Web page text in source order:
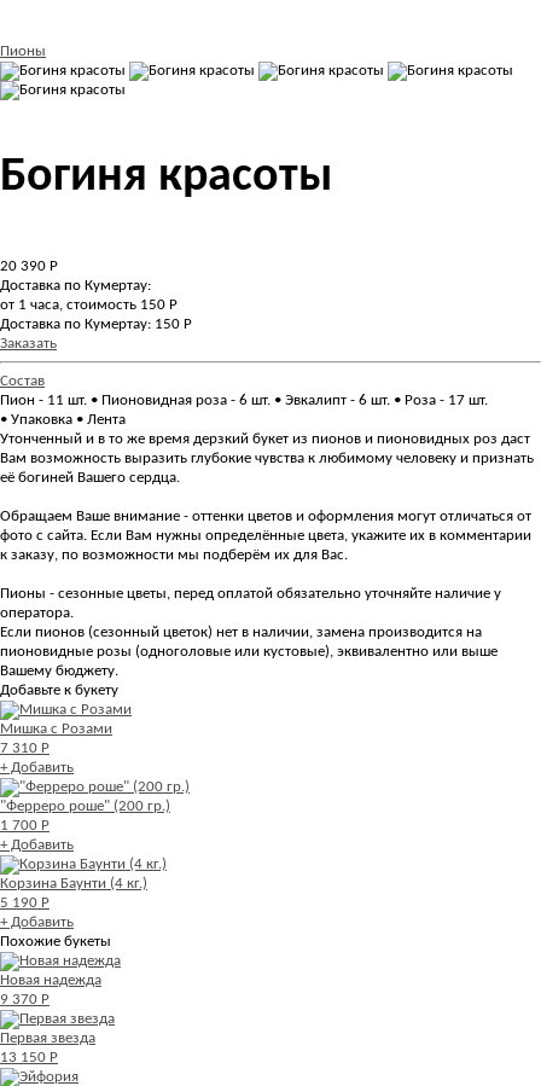
Пионы
Богиня красоты
20 390 Р
Доставка по Кумертау:
от 1 часа, стоимость 150 Р
Доставка по Кумертау: 150 Р
Заказать
Состав
Пион - 11 шт. • Пионовидная роза - 6 шт. • Эвкалипт - 6 шт. • Роза - 17 шт.
• Упаковка • Лента
Утонченный и в то же время дерзкий букет из пионов и пионовидных роз даст
Вам возможность выразить глубокие чувства к любимому человеку и признать
её богиней Вашего сердца.
Обращаем Ваше внимание - оттенки цветов и оформления могут отличаться от
фото с сайта. Если Вам нужны определённые цвета, укажите их в комментарии
к заказу, по возможности мы подберём их для Вас.
Пионы - сезонные цветы, перед оплатой обязательно уточняйте наличие у
оператора.
Если пионов (сезонный цветок) нет в наличии, замена производится на
пионовидные розы (одноголовые или кустовые), эквивалентно или выше
Вашему бюджету.
Добавьте к букету
Мишка с Розами
7 310 Р
+ Добавить
"Ферреро роше" (200 гр.)
1 700 Р
+ Добавить
Корзина Баунти (4 кг.)
5 190 Р
+ Добавить
Похожие букеты
Новая надежда
9 370 Р
Первая звезда
13 150 Р